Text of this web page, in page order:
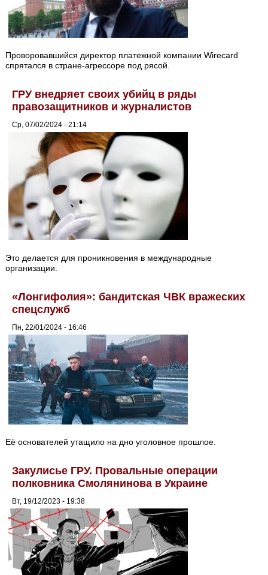
Проворовавшийся директор платежной компании Wirecard
спрятался в стране-агрессоре под рясой.
ГРУ внедряет своих убийц в ряды
правозащитников и журналистов
Ср, 07/02/2024 - 21:14
Это делается для проникновения в международные
организации.
«Лонгифолия»: бандитская ЧВК вражеских
спецслужб
Пн, 22/01/2024 - 16:46
Её основателей утащило на дно уголовное прошлое.
Закулисье ГРУ. Провальные операции
полковника Смолянинова в Украине
Вт, 19/12/2023 - 19:38